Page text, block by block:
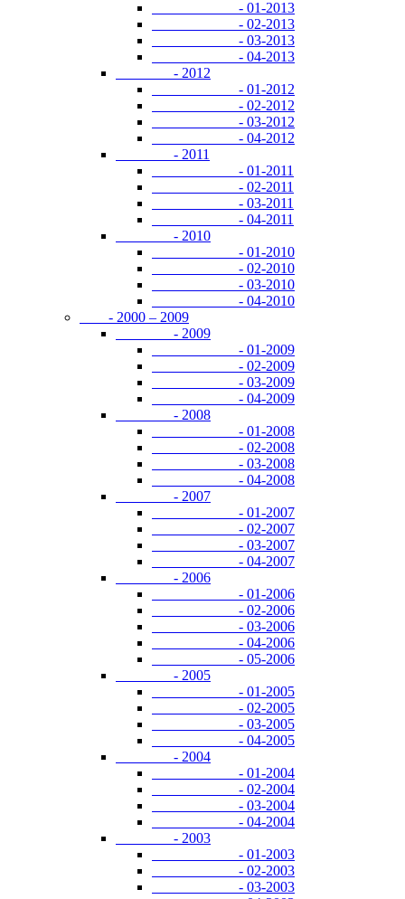
- 01-2013
- 02-2013
- 03-2013
- 04-2013
- 2012
- 01-2012
- 02-2012
- 03-2012
- 04-2012
- 2011
- 01-2011
- 02-2011
- 03-2011
- 04-2011
- 2010
- 01-2010
- 02-2010
- 03-2010
- 04-2010
- 2000 – 2009
- 2009
- 01-2009
- 02-2009
- 03-2009
- 04-2009
- 2008
- 01-2008
- 02-2008
- 03-2008
- 04-2008
- 2007
- 01-2007
- 02-2007
- 03-2007
- 04-2007
- 2006
- 01-2006
- 02-2006
- 03-2006
- 04-2006
- 05-2006
- 2005
- 01-2005
- 02-2005
- 03-2005
- 04-2005
- 2004
- 01-2004
- 02-2004
- 03-2004
- 04-2004
- 2003
- 01-2003
- 02-2003
- 03-2003